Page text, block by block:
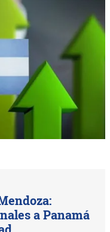
a Panamá